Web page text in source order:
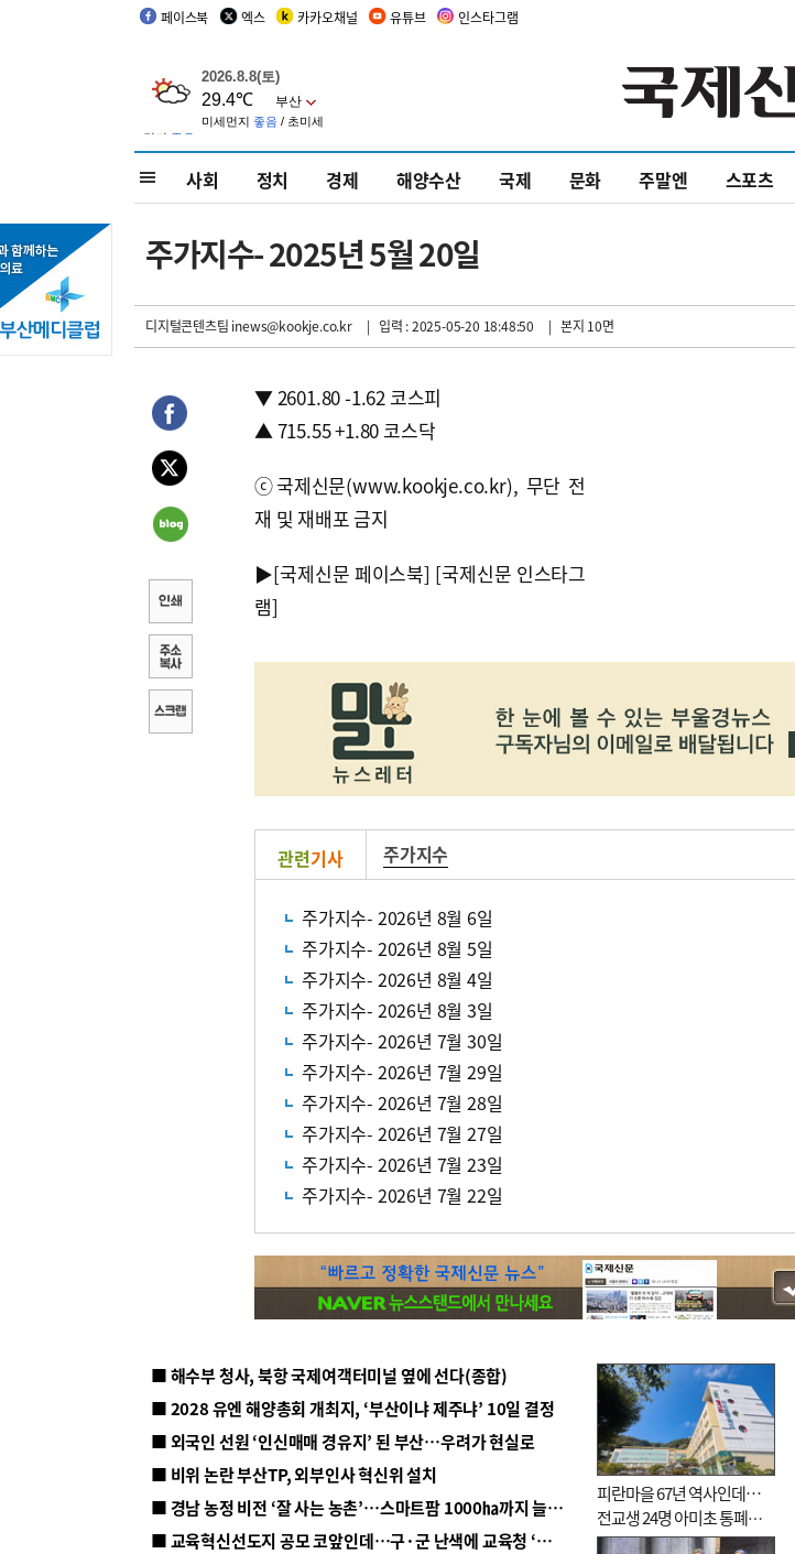
페이스북 엑스 카카오채널 유튜브 인스타그램
사회 정치 경제 해양수산 국제 문화 주말엔 스포츠
주가지수- 2025년 5월 20일
디지털콘텐츠팀 inews@kookje.co.kr | 입력 : 2025-05-20 18:48:50 | 본지 10면
▼ 2601.80 -1.62 코스피
▲ 715.55 +1.80 코스닥
ⓒ국제신문(www.kookje.co.kr), 무단 전
재 및 재배포 금지
▶[국제신문 페이스북] [국제신문 인스타그
램]
관련기사 주가지수
주가지수- 2026년 8월 6일
주가지수- 2026년 8월 5일
주가지수- 2026년 8월 4일
주가지수- 2026년 8월 3일
주가지수- 2026년 7월 30일
주가지수- 2026년 7월 29일
주가지수- 2026년 7월 28일
주가지수- 2026년 7월 27일
주가지수- 2026년 7월 23일
주가지수- 2026년 7월 22일
■ 해수부 청사, 북항 국제여객터미널 옆에 선다(종합)
■ 2028 유엔 해양총회 개최지, ‘부산이냐 제주냐’ 10일 결정
■ 외국인 선원 ‘인신매매 경유지’ 된 부산…우려가 현실로
■ 비위 논란 부산TP, 외부인사 혁신위 설치
■ 경남 농정 비전 ‘잘 사는 농촌’…스마트팜 1000㏊까지 늘린다
■ 교육혁신선도지 공모 코앞인데…구·군 난색에 교육청 ‘쩔쩔’
피란마을 67년 역사인데…
전교생 24명 아미초 통폐합
기로